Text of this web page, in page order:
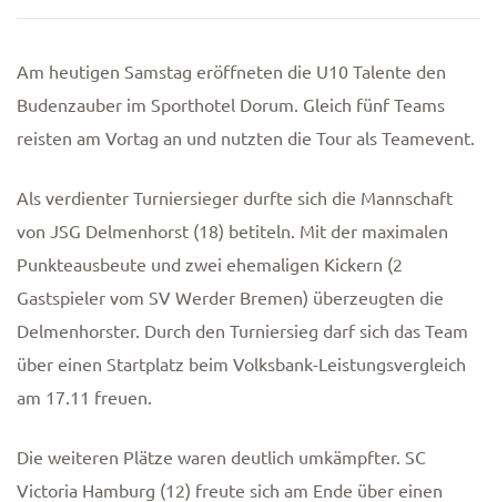
Am heutigen Samstag eröffneten die U10 Talente den
Budenzauber im Sporthotel Dorum. Gleich fünf Teams
reisten am Vortag an und nutzten die Tour als Teamevent.
Als verdienter Turniersieger durfte sich die Mannschaft
von JSG Delmenhorst (18) betiteln. Mit der maximalen
Punkteausbeute und zwei ehemaligen Kickern (2
Gastspieler vom SV Werder Bremen) überzeugten die
Delmenhorster. Durch den Turniersieg darf sich das Team
über einen Startplatz beim Volksbank-Leistungsvergleich
am 17.11 freuen.
Die weiteren Plätze waren deutlich umkämpfter. SC
Victoria Hamburg (12) freute sich am Ende über einen